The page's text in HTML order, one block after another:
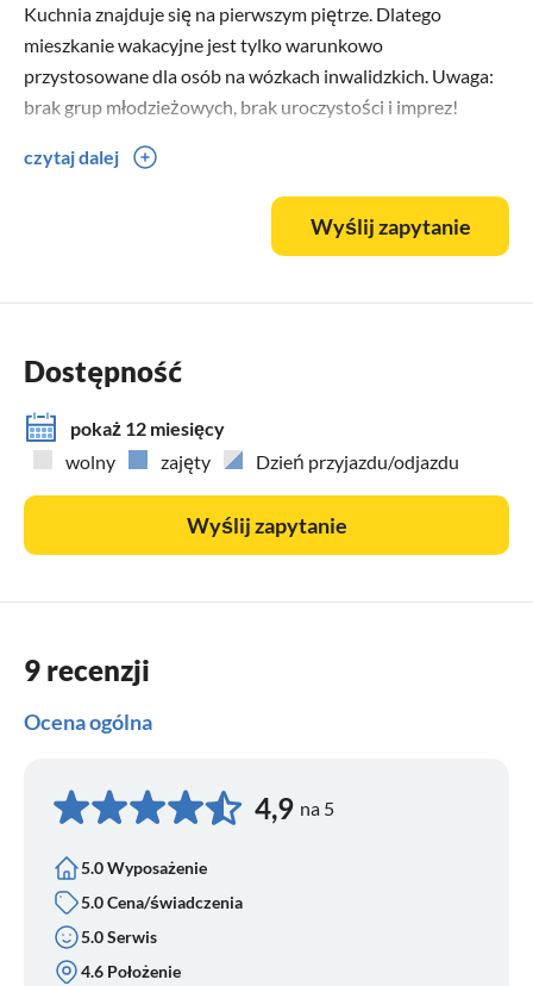
Kuchnia znajduje się na pierwszym piętrze. Dlatego
mieszkanie wakacyjne jest tylko warunkowo
przystosowane dla osób na wózkach inwalidzkich. Uwaga:
brak grup młodzieżowych, brak uroczystości i imprez!
Uprzejmie prosimy o niepalenie w pokojach. W ogrodzie
jest kilka zadaszonych możliwości! Więcej zdjęć znajdziecie
czytaj dalej
Wyślij zapytanie
Dostępność
pokaż 12 miesięcy
wolny
zajęty Dzień przyjazdu/odjazdu
Wyślij zapytanie
9 recenzji
Ocena ogólna
4,9 na 5
5.0 Wyposażenie
5.0 Cena/świadczenia
5.0 Serwis
4.6 Położenie